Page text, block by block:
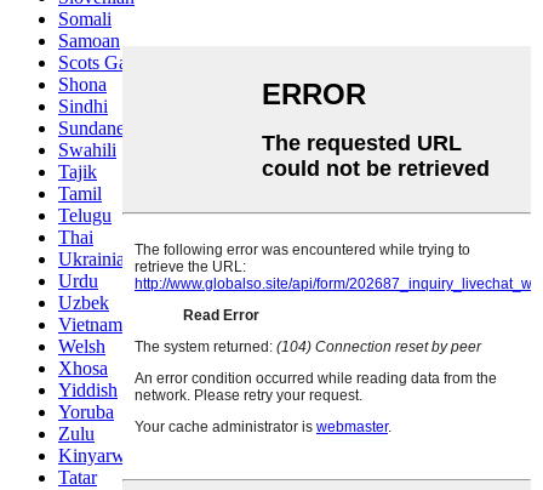
Somali
Samoan
Scots Gaelic
Shona
Sindhi
Sundanese
Swahili
Tajik
Tamil
Telugu
Thai
Ukrainian
Urdu
Uzbek
Vietnamese
Welsh
Xhosa
Yiddish
Yoruba
Zulu
Kinyarwanda
Tatar